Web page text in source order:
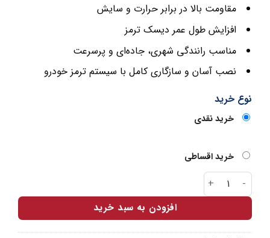
مقاومت بالا در برابر حرارت و سایش
افزایش طول عمر دیسک ترمز
مناسب رانندگی شهری، جاده‌ای و پرسرعت
نصب آسان و سازگاری کامل با سیستم ترمز خودرو
نوع خرید
خرید نقدی
خرید اقساطی
لنت ترمز جلو رنو مگان سرامیکی BHB عدد
افزودن به سبد خرید